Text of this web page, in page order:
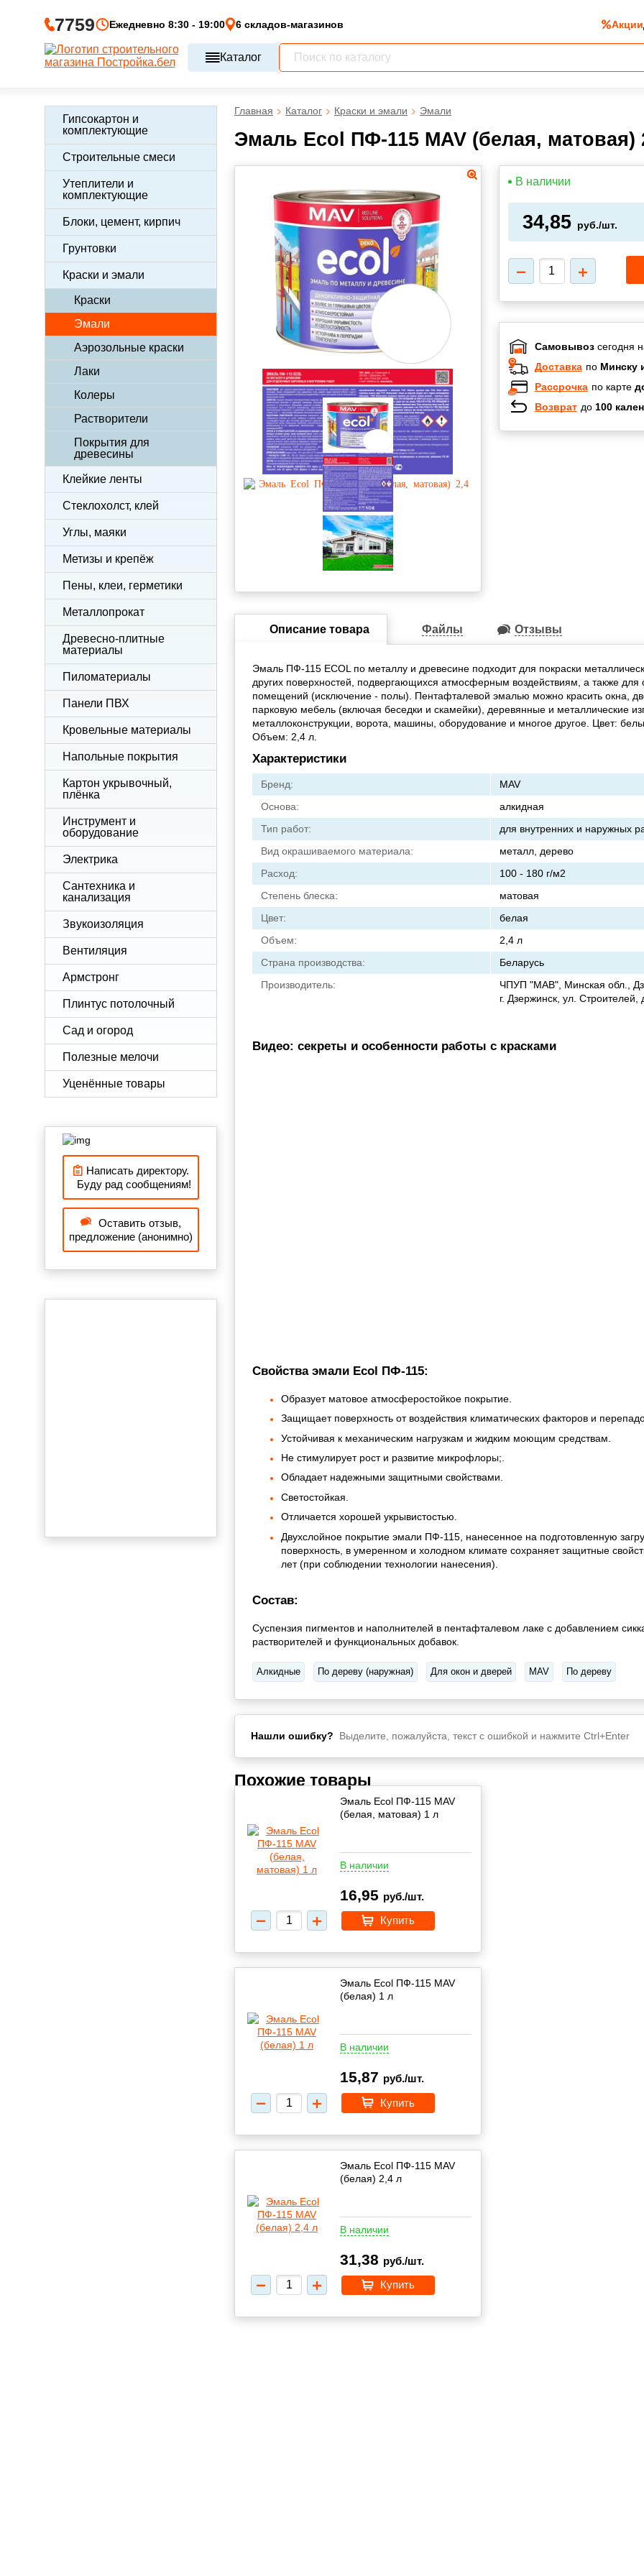
7759 Ежедневно 8:30 - 19:00 6 складов-магазинов Акции
Каталог
Гипсокартон и
комплектующие
Строительные смеси
Утеплители и
комплектующие
Блоки, цемент, кирпич
Грунтовки
Краски и эмали
Краски
Эмали
Аэрозольные краски
Лаки
Колеры
Растворители
Покрытия для
древесины
Клейкие ленты
Стеклохолст, клей
Углы, маяки
Метизы и крепёж
Пены, клеи, герметики
Металлопрокат
Древесно-плитные
материалы
Пиломатериалы
Панели ПВХ
Кровельные материалы
Напольные покрытия
Картон укрывочный,
плёнка
Инструмент и
оборудование
Электрика
Сантехника и
канализация
Звукоизоляция
Вентиляция
Армстронг
Плинтус потолочный
Сад и огород
Полезные мелочи
Уценённые товары
Написать директору.
Буду рад сообщениям!
Оставить отзыв,
предложение (анонимно)
Главная Каталог Краски и эмали Эмали
Эмаль Ecol ПФ-115 MAV (белая, матовая)
В наличии
34,85 руб./шт.
Самовывозсегодня
Доставка по Минску
Рассрочка по карте
Возврат до 100
Описание товара Файлы Отзывы
Эмаль ПФ-115 ECOL по металлу и древесине подходит для покраски
других поверхностей, подвергающихся атмосферным воздействиям, а также для
помещений (исключение - полы). Пентафталевой эмалью можно красить окна,
парковую мебель (включая беседки и скамейки), деревянные и металлические
металлоконструкции, ворота, машины, оборудование и многое другое. Цвет:
Объем: 2,4 л.
Характеристики
Бренд:
MAV
Основа:
алкидная
Тип работ:
для внутренних и наружных
Вид окрашиваемого материала:
металл, дерево
Расход:
100 - 180 г/м2
Степень блеска:
матовая
Цвет:
белая
Объем:
2,4 л
Страна производства:
Беларусь
Производитель:
ЧПУП "МАВ", Минская обл.,
г. Дзержинск, ул. Строителей,
Видео: секреты и особенности работы с красками
Свойства эмали Ecol ПФ-115:
Образует матовое атмосферостойкое покрытие.
Защищает поверхность от воздействия климатических факторов и
Устойчивая к механическим нагрузкам и жидким моющим средствам.
Не стимулирует рост и развитие микрофлоры;.
Обладает надежными защитными свойствами.
Светостойкая.
Отличается хорошей укрывистостью.
Двухслойное покрытие эмали ПФ-115, нанесенное на подготовленную
поверхность, в умеренном и холодном климате сохраняет защитные
лет (при соблюдении технологии нанесения).
Состав:
Суспензия пигментов и наполнителей в пентафталевом лаке с добавлением
растворителей и функциональных добавок.
Алкидные По дереву (наружная) Для окон и дверей MAV По дереву
Нашли ошибку? Выделите, пожалуйста, текст с ошибкой и нажмите Ctrl+Enter
Похожие товары
Эмаль Ecol ПФ-115 MAV
(белая, матовая) 1 л
В наличии
16,95 руб./шт.
Купить
Эмаль Ecol ПФ-115 MAV
(белая) 1 л
В наличии
15,87 руб./шт.
Купить
Эмаль Ecol ПФ-115 MAV
(белая) 2,4 л
В наличии
31,38 руб./шт.
Купить